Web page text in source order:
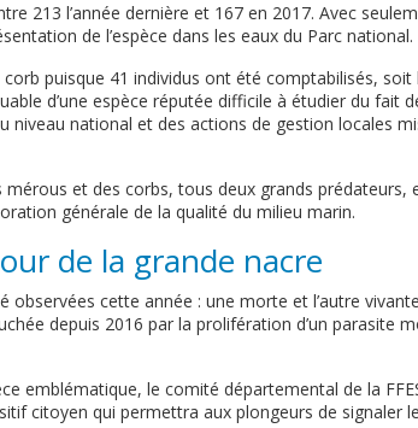
213 l’année dernière et 167 en 2017. Avec
de l’espèce dans les eaux du Parc national.
puisque 41 individus ont été comptabilisés, soit
d’une espèce réputée difficile à étudier du fait
niveau national et des actions de gestion locales
et des corbs, tous deux grands prédateurs,
générale de la qualité du milieu marin.
de la grande nacre
cette année : une morte et l’autre
depuis 2016 par la prolifération d’un parasite
emblématique, le comité départemental de la
citoyen qui permettra aux plongeurs de signaler